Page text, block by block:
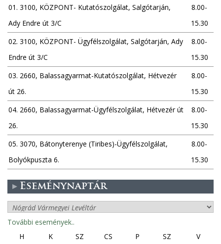
k
01. 3100, KÖZPONT- Kutatószolgálat, Salgótarján,
Ady Endre út 3/C
8.00-
15.30
02. 3100, KÖZPONT- Ügyfélszolgálat, Salgótarján, Ady
Endre út 3/C
8.00-
15.30
03. 2660, Balassagyarmat-Kutatószolgálat, Hétvezér
út 26.
8.00-
15.30
04. 2660, Balassagyarmat-Ügyfélszolgálat, Hétvezér út
26.
8.00-
15.30
05. 3070, Bátonyterenye (Tiribes)-Ügyfélszolgálat,
Bolyókpuszta 6.
8.00-
15.30
Eseménynaptár
További események..
H
K SZ CS P SZ V